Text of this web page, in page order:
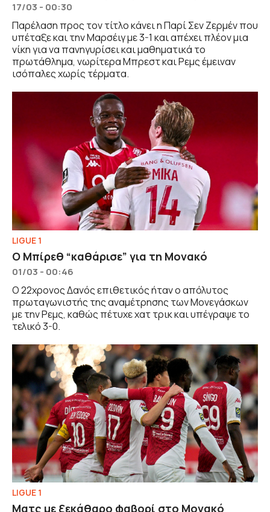
17/03 - 00:30
Παρέλαση προς τον τίτλο κάνει η Παρί Σεν Ζερμέν που
υπέταξε και την Μαρσέιγ με 3-1 και απέχει πλέον μια
νίκη για να πανηγυρίσει και μαθηματικά το
πρωτάθλημα, νωρίτερα Μπρεστ και Ρεμς έμειναν
ισόπαλες χωρίς τέρματα.
LIGUE 1
Ο Μπίρεθ “καθάρισε” για τη Μονακό
01/03 - 00:46
Ο 22χρονος Δανός επιθετικός ήταν ο απόλυτος
πρωταγωνιστής της αναμέτρησης των Μονεγάσκων
με την Ρεμς, καθώς πέτυχε χατ τρικ και υπέγραψε το
τελικό 3-0.
LIGUE 1
Ματς με ξεκάθαρο φαβορί στο Μονακό